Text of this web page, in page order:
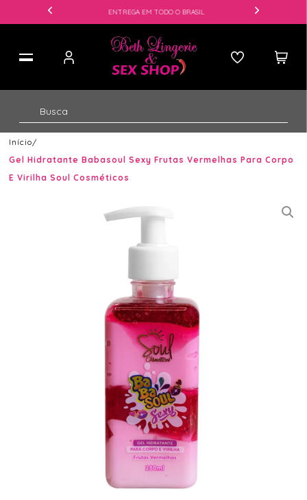
ENTREGA EM TODO O BRASIL
Início
Gel Hidratante Babasoul Sexy Frutas Vermelhas Para Corpo
E Virilha Soul Cosméticos